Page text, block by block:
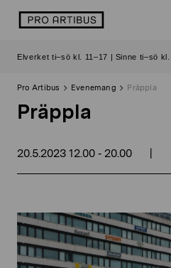
logo
Elverket ti–sö kl. 11–17 | Sinne ti–sö kl.
Pro Artibus Evenemang Präppla
Präppla
20.5.2023 12.00 - 20.00 |